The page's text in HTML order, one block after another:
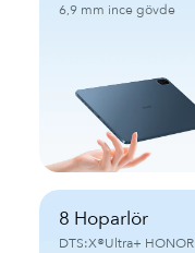
6,9 mm ince gövde
8 Hoparlör
DTS:X®Ultra+